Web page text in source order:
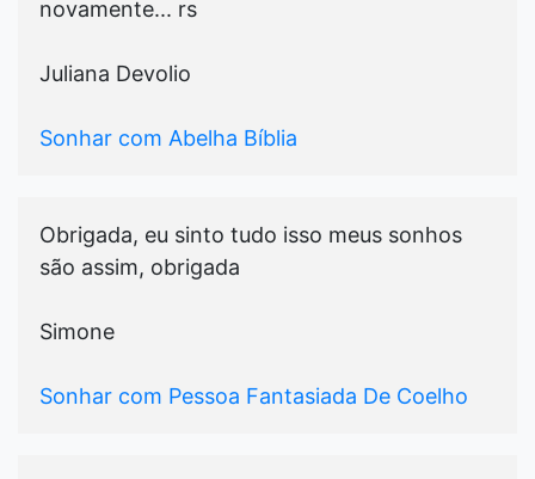
novamente... rs
Juliana Devolio
Sonhar com Abelha Bíblia
Obrigada, eu sinto tudo isso meus sonhos
são assim, obrigada
Simone
Sonhar com Pessoa Fantasiada De Coelho